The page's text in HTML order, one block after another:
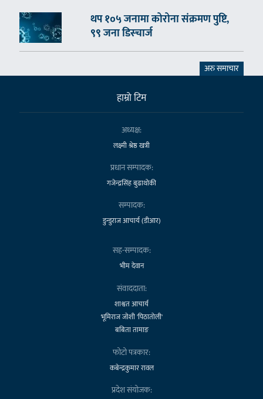
थप १०५ जनामा कोरोना संक्रमण पुष्टि,
९९ जना डिस्चार्ज
अरु समाचार
हाम्राे टिम
अध्यक्ष:
लक्ष्मी श्रेष्ठ खत्री
प्रधान सम्पादक:
गजेन्द्रसिंह बुढाथोकी
सम्पादक:
डुन्डुराज आचार्य (डीआर)
सह-सम्पादक:
भीम देवान
संवाददाता:
शाश्वत आचार्य
भूमिराज जोशी 'पिठातोली'
बबिता तामाङ
फोटो पत्रकार:
कबेन्द्रकुमार रावल
प्रदेश संयोजक: